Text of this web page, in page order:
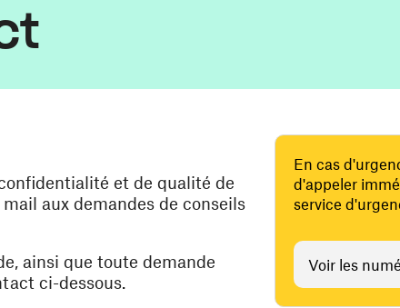
et de qualité de
aux demandes de conseils
ainsi que toute demande
ci-dessous.
En cas
d'appeler
service
Voir les